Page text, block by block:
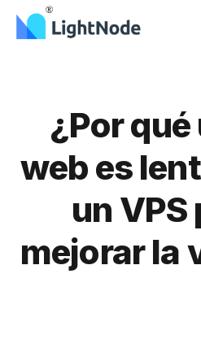
¿Por
web es
un VPS
mejorar la